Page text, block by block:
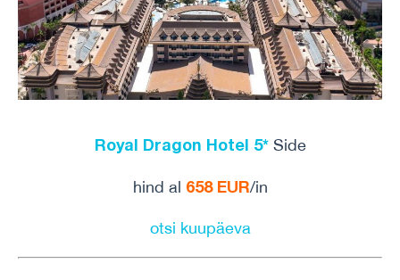
Royal Dragon Hotel 5*Side
hind al 658 EUR/in
otsi kuupäeva